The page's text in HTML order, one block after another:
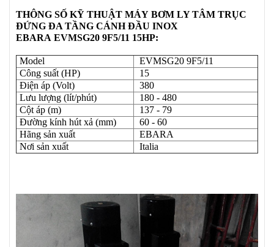
THÔNG SỐ KỸ THUẬT MÁY BƠM LY TÂM TRỤC
ĐỨNG ĐA TẦNG CÁNH ĐẦU INOX
EBARA EVMSG20 9F5/11 15HP:
Model
EVMSG20 9F5/11
Công suất (HP)
15
Điện áp (Volt)
380
Lưu lượng (lít/phút)
180 - 480
Cột áp (m)
137 - 79
Đường kính hút xả (mm)
60 - 60
Hãng sản xuất
EBARA
Nơi sản xuất
Italia